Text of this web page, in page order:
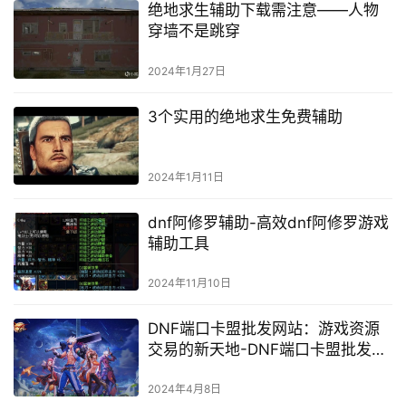
绝地求生辅助下载需注意——人物
穿墙不是跳穿
2024年1月27日
3个实用的绝地求生免费辅助
2024年1月11日
dnf阿修罗辅助-高效dnf阿修罗游戏
辅助工具
2024年11月10日
DNF端口卡盟批发网站：游戏资源
交易的新天地-DNF端口卡盟批发：
2024年4月8日